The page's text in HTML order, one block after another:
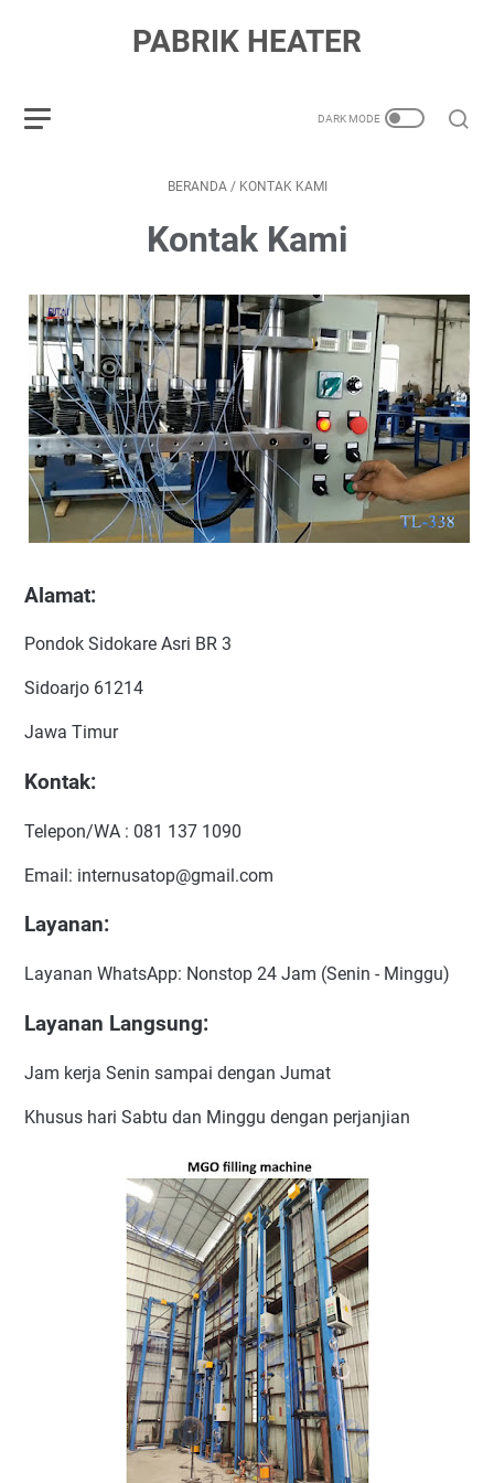
PABRIK HEATER
BERANDA / KONTAK KAMI
Kontak Kami
Alamat:
Pondok Sidokare Asri BR 3
Sidoarjo 61214
Jawa Timur
Kontak:
Telepon/WA : 081 137 1090
Email: internusatop@gmail.com
Layanan:
Layanan WhatsApp: Nonstop 24 Jam (Senin - Minggu)
Layanan Langsung:
Jam kerja Senin sampai dengan Jumat
Khusus hari Sabtu dan Minggu dengan perjanjian